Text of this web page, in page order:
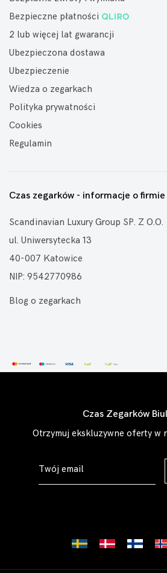
Bezpieczne płatności
2 lub więcej lat gwarancji
Ubezpieczona dostawa
Ubezpieczenie
Wiedza o zegarkach
Polityka prywatności
Cookies
Regulamin
Czas zegarków - informacje o firmie
Scandinavian Luxury Group SP. Z O.O.
ul. Uniwersytecka 13
40-007 Katowice
NIP: 9542770986
Blog o zegarkach
Czas Zegarków
Otrzymuj ekskluzywne oferty w